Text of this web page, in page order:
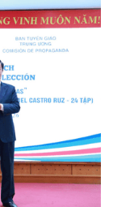
với Ban Tuyên
“Tuyển tập các
Ruz” gồm 24